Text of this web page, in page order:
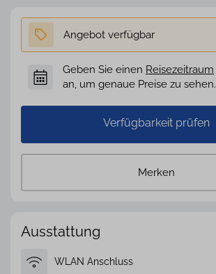
Geben Sie einen Reisezeitraum
an, um genaue Preise zu sehen.
Verfügbarkeit prüfen
Merken
Ausstattung
WLAN Anschluss